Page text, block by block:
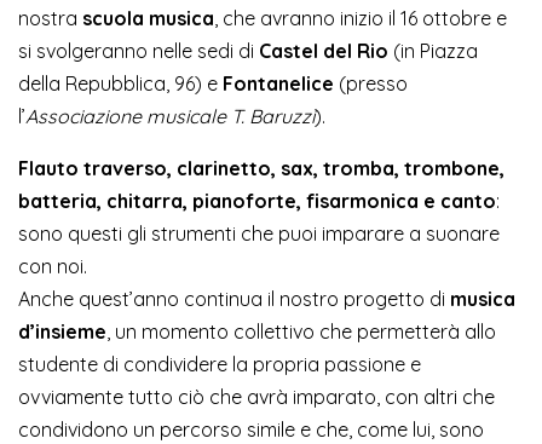
nostra scuola musica, che avranno inizio il 16 ottobre e
si svolgeranno nelle sedi di Castel del Rio (in Piazza
della Repubblica, 96) e Fontanelice (presso
l’Associazione musicale T. Baruzzi).
Flauto traverso, clarinetto, sax, tromba, trombone,
batteria, chitarra, pianoforte, fisarmonica e canto:
sono questi gli strumenti che puoi imparare a suonare
con noi.
Anche quest’anno continua il nostro progetto di musica
d’insieme, un momento collettivo che permetterà allo
studente di condividere la propria passione e
ovviamente tutto ciò che avrà imparato, con altri che
condividono un percorso simile e che, come lui, sono